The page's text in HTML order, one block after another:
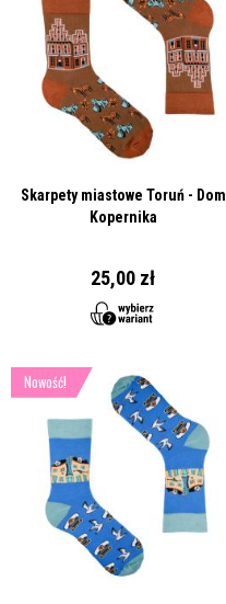
Skarpety miastowe Toruń - Dom
Kopernika
25,00 zł
Nowość!